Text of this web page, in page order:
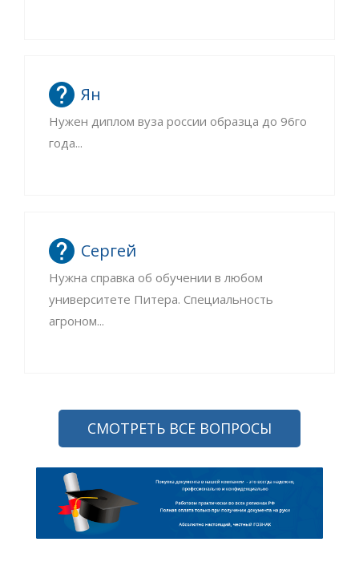
Ян
Нужен диплом вуза россии образца до 96го
года...
Сергей
Нужна справка об обучении в любом
университете Питера. Специальность
агроном...
СМОТРЕТЬ ВСЕ ВОПРОСЫ